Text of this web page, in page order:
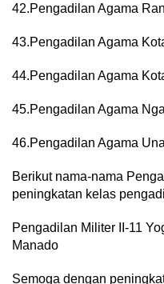
42.Pengadilan Agama
43.Pengadilan Agama
44.Pengadilan Agama
45.Pengadilan Agama
46.Pengadilan Agama
Berikut nama-nama
peningkatan kelas
Pengadilan Militer II-11
Manado
Semoga dengan